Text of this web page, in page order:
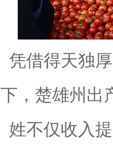
凭借得天独
下，楚雄州出
姓不仅收入